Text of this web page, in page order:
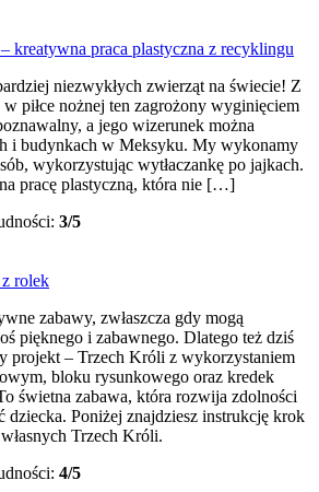
kreatywna praca plastyczna z recyklingu
niezwykłych zwierząt na świecie! Z
piłce nożnej ten zagrożony wyginięciem
a jego wizerunek można
i budynkach w Meksyku. My wykonamy
wykorzystując wytłaczankę po jajkach.
pracę plastyczną, która nie […]
3/5
rolek
zabawy, zwłaszcza gdy mogą
pięknego i zabawnego. Dlatego też dziś
projekt – Trzech Króli z wykorzystaniem
bloku rysunkowego oraz kredek
świetna zabawa, która rozwija zdolności
dziecka. Poniżej znajdziesz instrukcję krok
Trzech Króli.
4/5